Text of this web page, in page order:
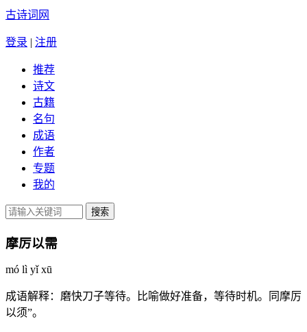
古诗词网
登录 | 注册
推荐
诗文
古籍
名句
成语
作者
专题
我的
摩厉以需
mó lì yǐ xū
成语解释： 磨快刀子等待。比喻做好准备，等待时机。同摩厉
以须”。